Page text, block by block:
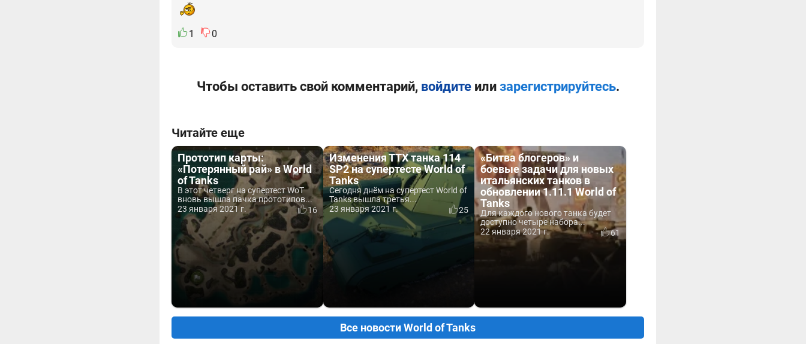
1 0
Чтобы оставить свой комментарий, войдитеили зарегистрируйтесь.
Читайте еще
Прототип карты:
«Потерянный рай» в World
of Tanks
В этот четверг на супертест WoT
вновь вышла пачка прототипов...
23 января 2021 г.
16
Изменения ТТХ танка 114
SP2 на супертесте World of
Tanks
Сегодня днём на супертест World of
Tanks вышла третья...
23 января 2021 г.
25
«Битва блогеров» и
боевые задачи для новых
итальянских танков в
обновлении 1.11.1 World of
Tanks
Для каждого нового танка будет
доступно четыре набора...
22 января 2021 г.
61
Все новости World of Tanks